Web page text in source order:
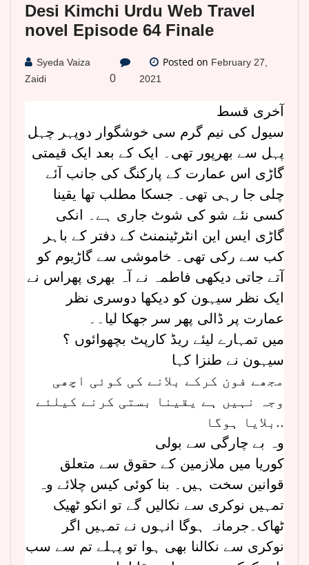
Desi Kimchi Urdu Web Travel
novel Episode 64 Finale
Syeda Vaiza
Zaidi
0
Posted on February 27,
2021
آخری قسط
سیول کی نیم گرم سی خوشگوار دوپہر چہل
پہل سے بھرپور تھی۔ ایک کے بعد ایک قیمتی
گاڑی اس عمارت کے پارکنگ کی جانب آئے
چلی جا رہی تھی۔ جسکا مطلب تھا یقینا
کسی نئے شو کی شوٹ جاری ہے۔ انکی
گاڑی ایس این انٹرٹینمنٹ کے دفتر کے باہر
کب سے رکی تھی۔ خاموشی سے گاڑیوم کو
آتے جاتی دیکھی فاطمہ نے آہ بھری پھراس نے
ایک نظر سیہون کو دیکھا دوسری نظر
عمارت پر ڈالی پھر سر جھکا لیا۔۔
میں تمہارے لیئے ریڈ کارپٹ بچھوائوں ؟
سیہون نے طنزا کہا
مجھے فون کرکے بلانے کی کوئی اچھی
وجہ نہیں ہے یقینا بستی کرنے کیلئے
بلایا ہوگا..
وہ بے چارگی سے بولی
کوریا میں ملازمین کے حقوق سے متعلق
قوانین سخت ہیں۔ بنا کوئی کیس چلائے وہ
تمہیں نوکری سے نکالیں گے تو انکو ٹھیک
ٹھاک۔جرمانہ ہوگا انہوں نے تمہیں اگر
نوکری سے نکالنا بھی ہوا تو پہلے تم سے سب